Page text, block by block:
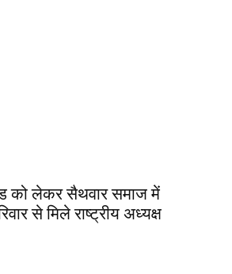
को लेकर सैथवार समाज में
से मिले राष्ट्रीय अध्यक्ष